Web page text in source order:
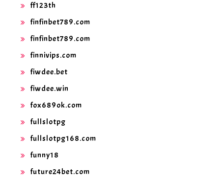
ff123th
finfinbet789.com
finfinbet789.com
finnivips.com
fiwdee.bet
fiwdee.win
fox689ok.com
fullslotpg
fullslotpg168.com
funny18
future24bet.com